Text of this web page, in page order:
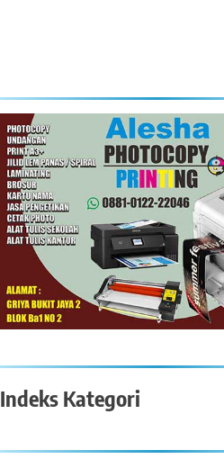
Indeks Kategori